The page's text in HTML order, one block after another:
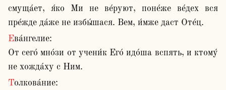
смуща́ет, я́ко Ми не ве́руют, поне́же ве́дех вся
пре́жде да́же не избы́шася. Вем, и́мже даст Оте́ц.
Ева́нгелие:
От сего́ мно́зи от учени́к Его́ идо́ша вспять, и ктому́
не хожда́ху с Ним.
Толкова́ние: